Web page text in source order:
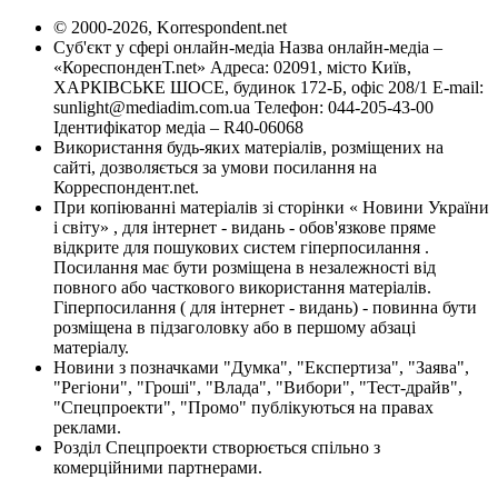
© 2000-2026, Korrespondent.net
Суб'єкт у сфері онлайн-медіа Назва онлайн-медіа –
«КореспонденТ.net» Адреса: 02091, місто Київ,
ХАРКІВСЬКЕ ШОСЕ, будинок 172-Б, офіс 208/1 E-mail:
sunlight@mediadim.com.ua Телефон: 044-205-43-00
Ідентифікатор медіа – R40-06068
Використання будь-яких матеріалів, розміщених на
сайті, дозволяється за умови посилання на
Корреспондент.net.
При копіюванні матеріалів зі сторінки « Новини України
і світу» , для інтернет - видань - обов'язкове пряме
відкрите для пошукових систем гіперпосилання .
Посилання має бути розміщена в незалежності від
повного або часткового використання матеріалів.
Гіперпосилання ( для інтернет - видань) - повинна бути
розміщена в підзаголовку або в першому абзаці
матеріалу.
Новини з позначками "Думка", "Експертиза", "Заява",
"Регіони", "Гроші", "Влада", "Вибори", "Тест-драйв",
"Спецпроекти", "Промо" публікуються на правах
реклами.
Розділ Спецпроекти створюється спільно з
комерційними партнерами.